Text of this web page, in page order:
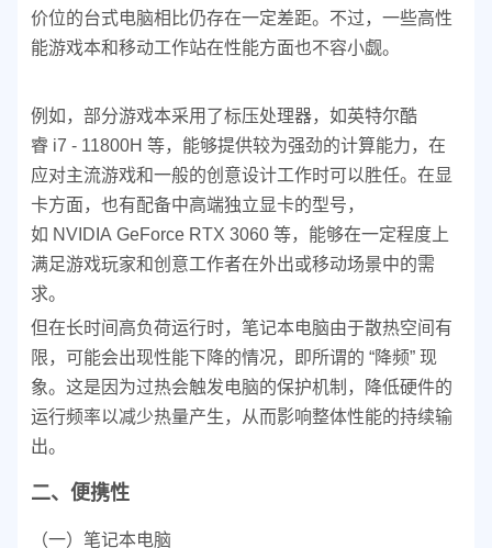
价位的台式电脑相比仍存在一定差距。不过，一些高性
能游戏本和移动工作站在性能方面也不容小觑。
例如，部分游戏本采用了标压处理器，如英特尔酷
睿 i7 - 11800H 等，能够提供较为强劲的计算能力，在
应对主流游戏和一般的创意设计工作时可以胜任。在显
卡方面，也有配备中高端独立显卡的型号，
如 NVIDIA GeForce RTX 3060 等，能够在一定程度上
满足游戏玩家和创意工作者在外出或移动场景中的需
求。
但在长时间高负荷运行时，笔记本电脑由于散热空间有
限，可能会出现性能下降的情况，即所谓的 “降频” 现
象。这是因为过热会触发电脑的保护机制，降低硬件的
运行频率以减少热量产生，从而影响整体性能的持续输
出。
二、便携性
（一）笔记本电脑